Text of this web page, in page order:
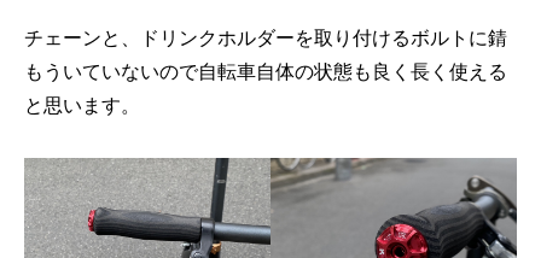
チェーンと、ドリンクホルダーを取り付けるボルトに錆
もういていないので自転車自体の状態も良く長く使える
と思います。